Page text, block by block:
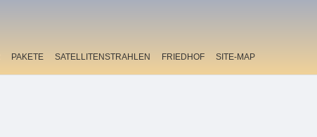
PAKETE SATELLITENSTRAHLEN FRIEDHOF SITE-MAP